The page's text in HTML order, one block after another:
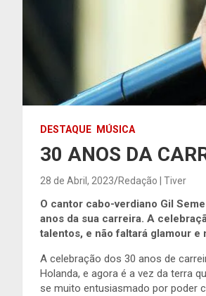
DESTAQUE MÚSICA
30 ANOS DA
28 de Abril, 2023 Redação | Tiver
O cantor cabo-verdiano Gil
anos da sua carreira. A
talentos, e não faltará glamour e
A celebração dos 30 anos de
Holanda, e agora é a vez da terra
se muito entusiasmado por poder